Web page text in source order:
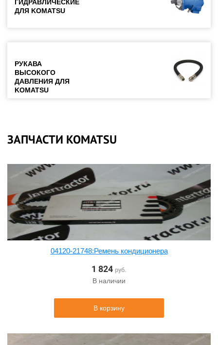
ГИДРАВЛИЧЕСКИЕ
ДЛЯ KOMATSU
РУКАВА
ВЫСОКОГО
ДАВЛЕНИЯ ДЛЯ
KOMATSU
ЗАПЧАСТИ KOMATSU
04120-21748:Ремень кондиционера
1 824 руб.
В наличии
В корзину